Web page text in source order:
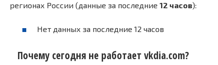
регионах России (данные за последние 12 часов):
Нет данных за последние 12 часов
Почему сегодня не работает vkdia.com?